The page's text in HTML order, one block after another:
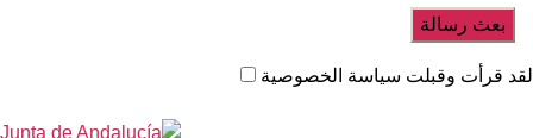
قرأت وقبلت سياسة الخصوصية